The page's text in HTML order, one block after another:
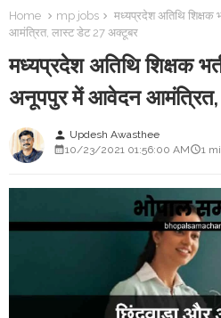
Home mp jobs
मध्यप्रदेश अतिथि शिक्षक
आमंत्रित, लास्ट डेट 27 अक्टूबर
मध्यप्रदेश अतिथि शिक्षक
अनूपपुर में आवेदन
person Updesh Awasthee
10/23/2021 01:56:00 AM
1